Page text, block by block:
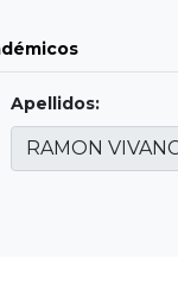
Apellidos: